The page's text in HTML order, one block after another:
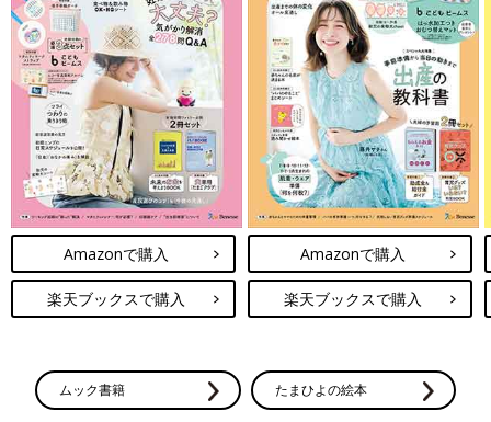
Amazonで購入
楽天ブックスで購入
Amazonで購入
楽天ブックスで購入
ムック書籍 たまひよの絵本